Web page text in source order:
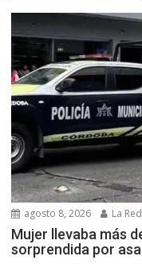
agosto 8, 2026 La
Mujer llevaba más
sorprendida por